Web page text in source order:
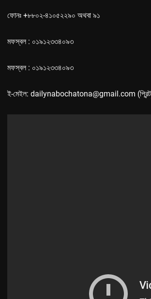
ফোনঃ +৮৮০২-৪১০৫২২৯০ অথবা ৯১
মফস্বল : ০১৯১২৩৩৪০৯৩
মফস্বল : ০১৯১২৩৩৪০৯৩
ই-মেইল: dailynabochatona@gmail.com